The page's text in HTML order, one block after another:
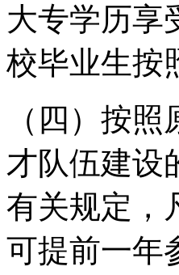
大专学历享
校毕业生按
（四）按
才队伍建设
有关规定，
可提前一年